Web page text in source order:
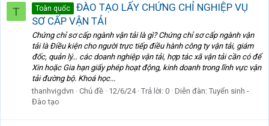
T Toàn quốc
ĐÀO TẠO LẤY CHỨNG CHỈ NGHIỆP VỤ
SƠ CẤP VẬN TẢI
Chứng chỉ sơ cấp ngành vận tải là gì? Chứng chỉ sơ cấp ngành vận
tải là Điều kiện cho người trực tiếp điều hành công ty vận tải, giám
đốc, quản lý… các doanh nghiệp vận tải, hợp tác xã vận tải cần có để
Xin hoặc Gia hạn giấy phép hoạt động, kinh doanh trong lĩnh vực vận
tải đường bộ. Khoá học...
thanhvigdvn
Chủ đề 12/6/24 Trả lời: 0 Diễn đàn: Tuyển sinh -
Đào tạo